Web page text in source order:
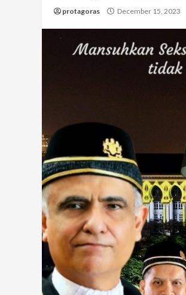
protagoras December 15, 2023